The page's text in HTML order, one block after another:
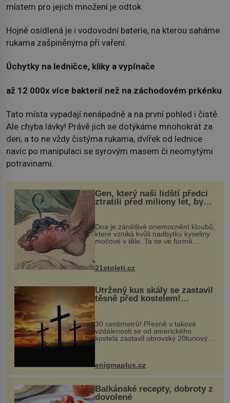
místem pro jejich množení je odtok.
Hojně osídlená je i vodovodní baterie, na kterou saháme
rukama zašpiněnýma při vaření.
Úchytky na ledničce, kliky a vypínače
až 12 000x více bakterií než na záchodovém prkénku
Tato místa vypadají nenápadně a na první pohled i čistě.
Ale chyba lávky! Právě jich se dotýkáme mnohokrát za
den, a to ne vždy čistýma rukama, dvířek od lednice
navíc po manipulaci se syrovým masem či neomytými
potravinami.
Gen, který naši lidští předci
ztratili před miliony let, by
mohl pomoci s léčbou
„nemoci králů“
Dna je zánětlivé onemocnění kloubů,
které vzniká kvůli nadbytku kyseliny
močové v těle. Ta se ve formě
nohou, a způsobuje bole...
21stoleti.cz
Utržený kus skály se zastavil
těsně před kostelem!
Ochránila ho boží síla?
30 centimetrů! Přesně v takové
vzdálenosti se od amerického
kostela zastavil obrovský 20tunový
...
enigmaplus.cz
Balkánské recepty, dobroty z
dovolené